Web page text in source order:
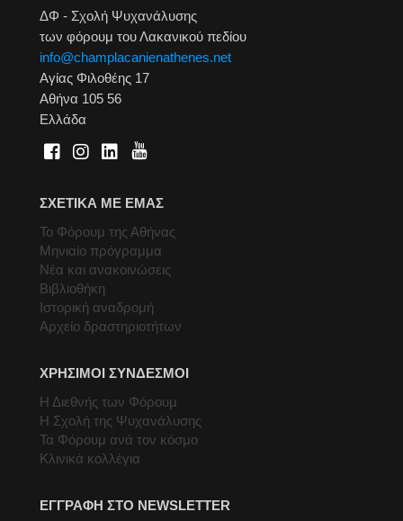
ΔΦ - Σχολή Ψυχανάλυσης
των φόρουμ του Λακανικού πεδίου
info@champlacanienathenes.net
Αγίας Φιλοθέης 17
Αθήνα 105 56
Ελλάδα
ΣΧΕΤΙΚΑ ΜΕ ΕΜΑΣ
Το Φόρουμ της Αθήνας
Μηνιαίο πρόγραμμα
Νέα και ανακοινώσεις
Βιβλιοθήκη
Ιστορική αναδρομή
Αρχείο δραστηριοτήτων
ΧΡΗΣΙΜΟΙ ΣΥΝΔΕΣΜΟΙ
Η Διεθνής των Φόρουμ
Η Σχολή της Ψυχανάλυσης
Τα Φόρουμ ανά τον κόσμο
Κλινικά κολλέγια
ΕΓΓΡΑΦΗ ΣΤΟ NEWSLETTER